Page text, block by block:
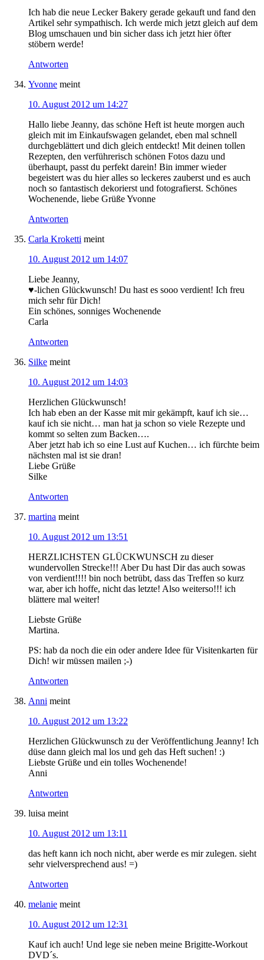
Ich hab die neue Lecker Bakery gerade gekauft und fand den
Artikel sehr sympathisch. Ich werde mich jetzt gleich auf dem
Blog umschauen und bin sicher dass ich jetzt hier öfter
stöbern werde!
Antworten
Yvonne meint
10. August 2012 um 14:27
Hallo liebe Jeanny, das schöne Heft ist heute morgen auch
gleich mit im Einkaufswagen gelandet, eben mal schnell
durchgeblättert und dich gleich entdeckt! Mit deinen tollen
Rezepten, den verführerisch schönen Fotos dazu und
überhaupt, passt du perfekt darein! Bin immer wieder
begeistert was du hier alles so leckeres zauberst und es auch
noch so fantastisch dekorierst und fotografierst. Schönes
Wochenende, liebe Grüße Yvonne
Antworten
Carla Kroketti meint
10. August 2012 um 14:07
Liebe Jeanny,
♥-lichen Glückwunsch! Du hast es sooo verdient! Ich freu
mich sehr für Dich!
Ein schönes, sonniges Wochenende
Carla
Antworten
Silke meint
10. August 2012 um 14:03
Herzlichen Glückwunsch!
Ich hab eben an der Kasse mit mir gekämpft, kauf ich sie…
kauf ich sie nicht… man hat ja schon so viele Rezepte und
kommt so selten zum Backen….
Aber jetzt hab ich so eine Lust auf Kuchen… ich fürchte beim
nächsten mal ist sie dran!
Liebe Grüße
Silke
Antworten
martina meint
10. August 2012 um 13:51
HERZLICHSTEN GLÜCKWUNSCH zu dieser
wundervollen Strecke!!! Aber Du hast Dir das auch sowas
von verdient!!!! bin noch betrübt, dass das Treffen so kurz
war, aber ich hoffe, nicht das letzte! Also weiterso!!! ich
blättere mal weiter!
Liebste Grüße
Martina.
PS: hab da noch die ein oder andere Idee für Visitenkarten für
Dich! wir müssen mailen ;-)
Antworten
Anni meint
10. August 2012 um 13:22
Herzlichen Glückwunsch zu der Veröffentlichung Jeanny! Ich
düse dann gleich mal los und geh das Heft suchen! :)
Liebste Grüße und ein tolles Wochenende!
Anni
Antworten
luisa meint
10. August 2012 um 13:11
das heft kann ich noch nicht, aber werde es mir zulegen. sieht
sehr vielversprechend aus! =)
Antworten
melanie meint
10. August 2012 um 12:31
Kauf ich auch! Und lege sie neben meine Brigitte-Workout
DVD´s.